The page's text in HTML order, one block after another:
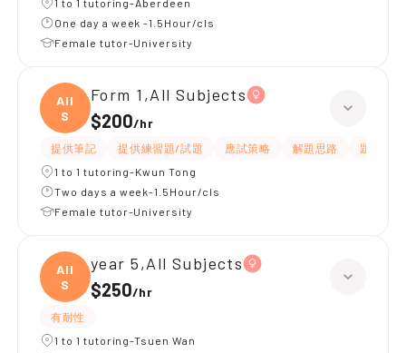
1 to 1 tutoring-Aberdeen
One day a week -1.5Hour/cls
Female tutor-University
All
S
Form 1,All Subjects
$200/hr
提供筆記 提供練習題/試題 應試策略 解題思路
題目講解
1 to 1 tutoring-Kwun Tong
Two days a week-1.5Hour/cls
Female tutor-University
All
S
year 5,All Subjects
$250/hr
有耐性
1 to 1 tutoring-Tsuen Wan